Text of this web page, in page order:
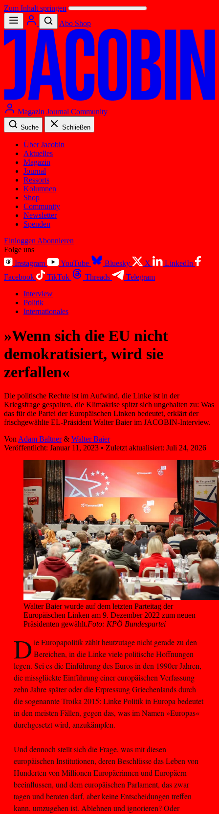
Zum Inhalt springen
Abo Shop
Magazin Journal Community
Suche Schließen
Über Jacobin
Aktuelles
Magazin
Journal
Ressorts
Kolumnen
Shop
Community
Newsletter
Spenden
Einloggen Abonnieren
Folge uns
Instagram
YouTube Bluesky X
LinkedIn
Facebook
TikTok Threads
Telegram
Interview
Politik
Internationales
»Wenn sich die EU nicht
demokratisiert, wird sie
zerfallen«
Die politische Rechte ist im Aufwind, die Linke ist in der
Kriegsfrage gespalten, die Klimakrise spitzt sich ungehalten zu: Was
das für die Partei der Europäischen Linken bedeutet, erklärt der
frisch­gewählte EL-Präsident Walter Baier im JACOBIN-Interview.
Von Adam Baltner& Walter Baier
Veröffentlicht: Januar 11, 2023 • Zuletzt aktualisiert: Juli 24, 2026
Walter Baier wurde auf dem letzten Parteitag der
Europäischen Linken am 9. Dezember 2022 zum neuen
Präsidenten gewählt.Foto: KPÖ Bundespartei
Die Europapolitik zählt heutzutage nicht gerade zu den
Bereichen, in die Linke viele politische Hoffnungen
legen. Sei es die Einführung des Euros in den 1990er Jahren,
die missglückte Einführung einer europäischen Verfassung
zehn Jahre später oder die Erpressung Griechenlands durch
die sogenannte Troika 2015: Linke Politik in Europa bedeutet
in den meisten Fällen, gegen das, was im Namen »Europas«
durchgesetzt wird, anzukämpfen.
Und dennoch stellt sich die Frage, was mit diesen
europäischen Institutionen, deren Beschlüsse das Leben von
Hunderten von Millionen Europäerinnen und Europäern
beeinflussen, und dem europäischen Parlament, das zwar
tagen und beraten darf, aber keine Entscheidungen treffen
kann, umzugehen ist. Ablehnen und ignorieren? Oder